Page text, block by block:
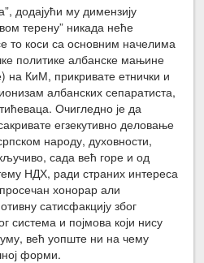
додајући му димензију
терену” никада неће
то коси са основним начелима
политике албанске мањине
на КиМ, прикривате етнички и
албанских сепаратиста,
Очигледно је да
егзекутивно деловање
народу, духовности,
сада већ горе и од
НДХ, ради страних интереса
хонорар али
сатисфакцију због
система и појмова који нису
већ уопште ни на чему
форми.